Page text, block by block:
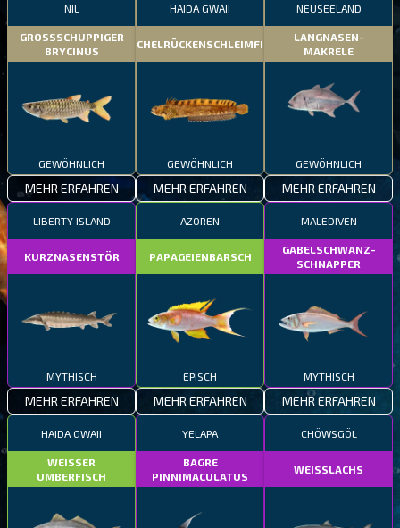
NIL
GROSSSCHUPPIGER
BRYCINUS
GEWÖHNLICH
MEHR ERFAHREN
HAIDA GWAII
STACHELRÜCKENSCHLEIMFISCH
GEWÖHNLICH
MEHR ERFAHREN
NEUSEELAND
LANGNASEN-
MAKRELE
GEWÖHNLICH
MEHR ERFAHREN
LIBERTY ISLAND
KURZNASENSTÖR
MYTHISCH
MEHR ERFAHREN
AZOREN
PAPAGEIENBARSCH
EPISCH
MEHR ERFAHREN
MALEDIVEN
GABELSCHWANZ-
SCHNAPPER
MYTHISCH
MEHR ERFAHREN
HAIDA GWAII
WEISSER
UMBERFISCH
YELAPA
BAGRE
PINNIMACULATUS
CHÖWSGÖL
WEISSLACHS